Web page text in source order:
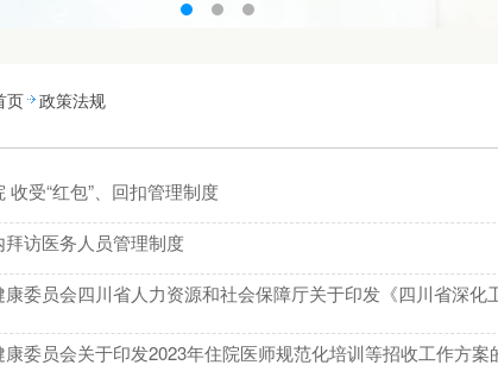
页 政策法规
收受“红包”、回扣管理制度
拜访医务人员管理制度
康委员会四川省人力资源和社会保障厅关于印发《四川省深
委员会关于印发2023年住院医师规范化培训等招收工作方